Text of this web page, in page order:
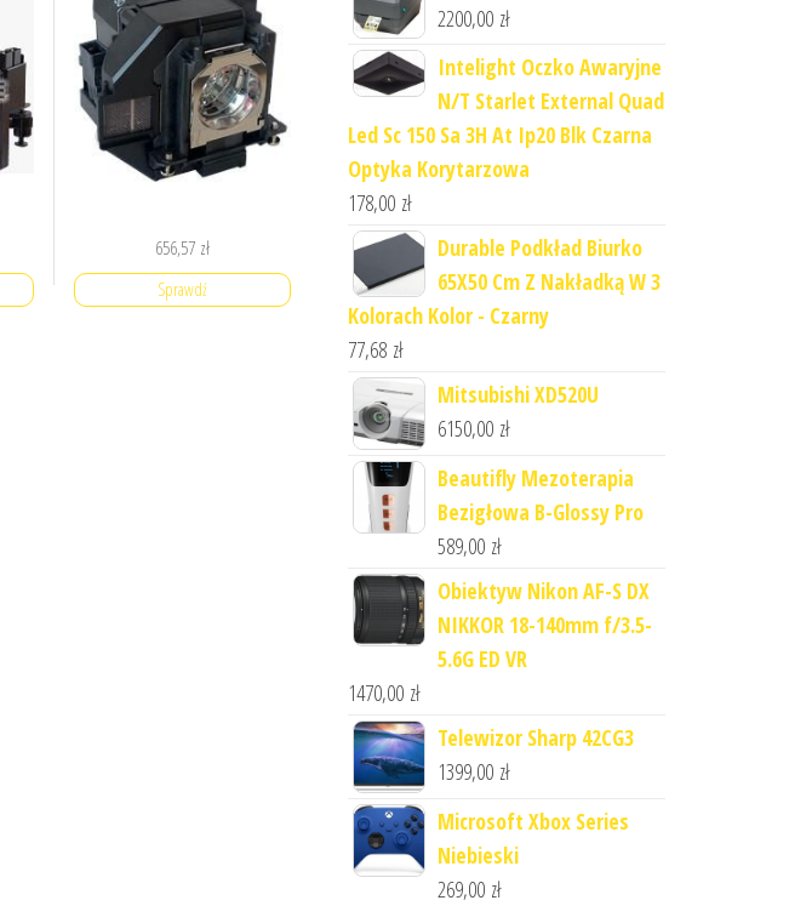
656,57 zł
Sprawdź
2200,00 zł
Intelight Oczko Awaryjne
N/T Starlet External Quad
Led Sc 150 Sa 3H At Ip20 Blk Czarna
Optyka Korytarzowa
178,00 zł
Durable Podkład Biurko
65X50 Cm Z Nakładką W 3
Kolorach Kolor - Czarny
77,68 zł
Mitsubishi XD520U
6150,00 zł
Beautifly Mezoterapia
Bezigłowa B-Glossy Pro
589,00 zł
Obiektyw Nikon AF-S DX
NIKKOR 18-140mm f/3.5-
5.6G ED VR
1470,00 zł
Telewizor Sharp 42CG3
1399,00 zł
Microsoft Xbox Series
Niebieski
269,00 zł